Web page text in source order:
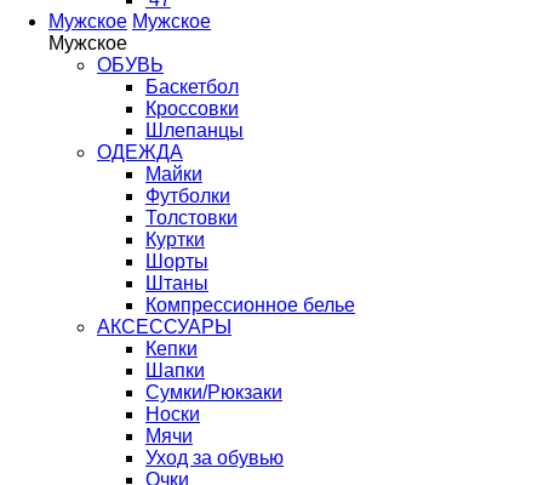
Мужское Мужское
Мужское
ОБУВЬ
Баскетбол
Кроссовки
Шлепанцы
ОДЕЖДА
Майки
Футболки
Толстовки
Куртки
Шорты
Штаны
Компрессионное белье
АКСЕССУАРЫ
Кепки
Шапки
Сумки/Рюкзаки
Носки
Мячи
Уход за обувью
Очки